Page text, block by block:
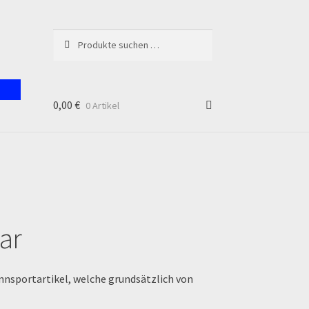
nach:
0,00 € 0 Artikel
welche grundsätzlich von